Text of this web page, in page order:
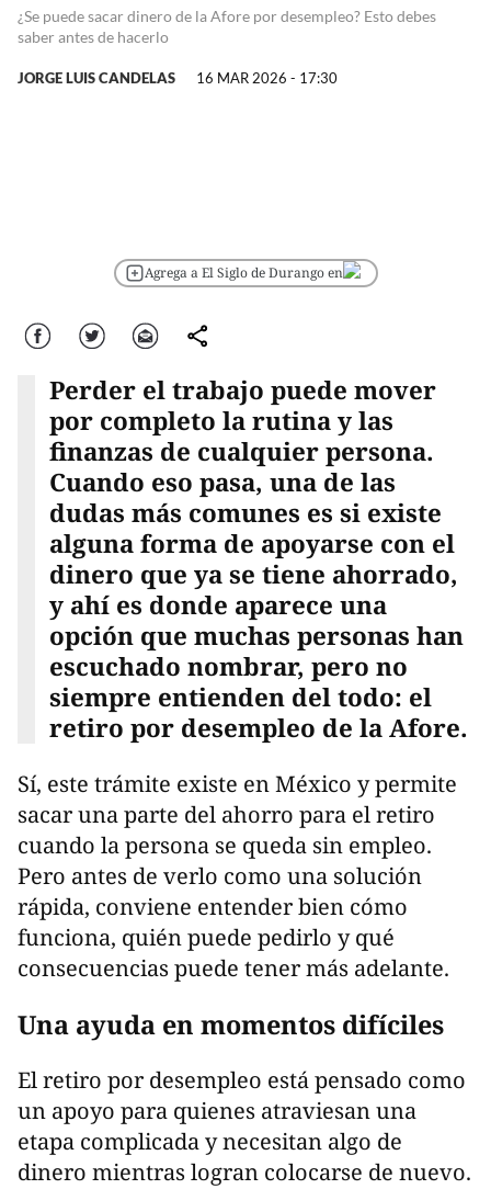
¿Se puede sacar dinero de la Afore por desempleo? Esto debes
saber antes de hacerlo
JORGE LUIS CANDELAS 16 MAR 2026 - 17:30
Agrega a El Siglo de Durango en
Facebook Twitter Correo comparte
Perder el trabajo puede mover
por completo la rutina y las
finanzas de cualquier persona.
Cuando eso pasa, una de las
dudas más comunes es si existe
alguna forma de apoyarse con el
dinero que ya se tiene ahorrado,
y ahí es donde aparece una
opción que muchas personas han
escuchado nombrar, pero no
siempre entienden del todo: el
retiro por desempleo de la Afore.
Sí, este trámite existe en México y permite
sacar una parte del ahorro para el retiro
cuando la persona se queda sin empleo.
Pero antes de verlo como una solución
rápida, conviene entender bien cómo
funciona, quién puede pedirlo y qué
consecuencias puede tener más adelante.
Una ayuda en momentos difíciles
El retiro por desempleo está pensado como
un apoyo para quienes atraviesan una
etapa complicada y necesitan algo de
dinero mientras logran colocarse de nuevo.